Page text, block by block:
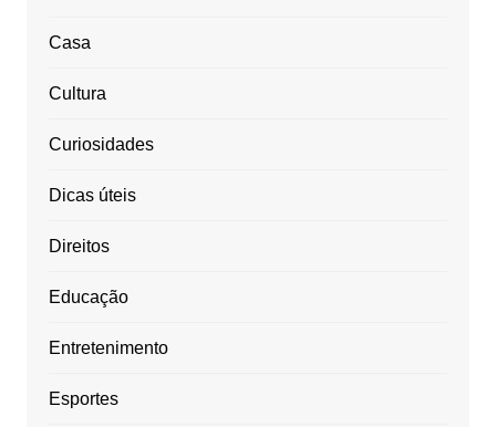
Casa
Cultura
Curiosidades
Dicas úteis
Direitos
Educação
Entretenimento
Esportes